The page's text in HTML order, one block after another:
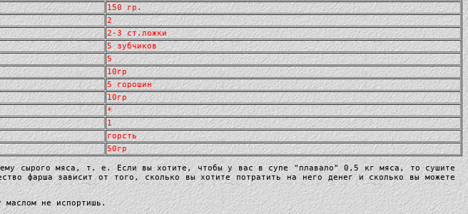
150 гр.
2
2-3 ст.ложки
5 зубчиков
5
10гр
5 горошин
10гр
*
1
горсть
50гр
сырого мяса, т. е. Если вы хотите, чтобы у вас в супе "плавало" 0,5 кг мяса, то сушите
фарша зависит от того, сколько вы хотите потратить на него денег и сколько вы можете
маслом не испортишь.